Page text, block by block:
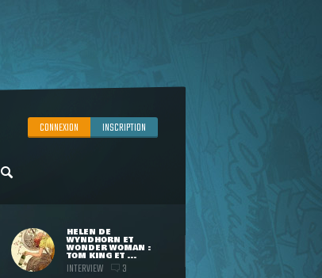
CONNEXION INSCRIPTION
HELEN DE
WYNDHORN ET
WONDER WOMAN :
TOM KING ET ...
INTERVIEW 3